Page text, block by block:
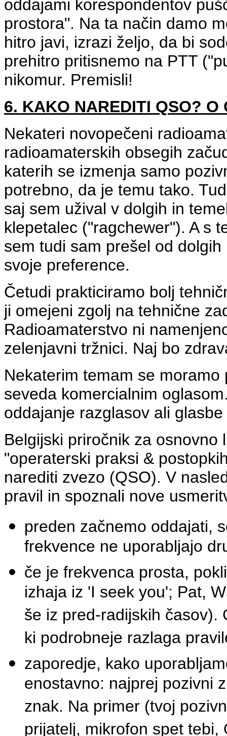
oddajami korespondentov
prostora". Na ta način damo
hitro javi, izrazi željo, da bi
prehitro pritisnemo na PTT
nikomur. Premisli!
6. KAKO NAREDITI QSO?
Nekateri novopečeni
radioamaterskih obsegih
katerih se izmenja samo
potrebno, da je temu tako.
saj sem užival v dolgih in
klepetalec ("ragchewer"). A s
sem tudi sam prešel od
svoje preference.
Četudi prakticiramo bolj
ji omejeni zgolj na tehnične
Radioamaterstvo ni
zelenjavni tržnici. Naj bo
Nekaterim temam se
seveda komercialnim
oddajanje razglasov ali
Belgijski priročnik za
"operaterski praksi &
narediti zvezo (QSO). V
pravil in spoznali nove
preden začnemo oddajati,
frekvence ne uporabljajo
če je frekvenca prosta,
izhaja iz 'I seek you'; Pat,
še iz pred-radijskih časov).
ki podrobneje razlaga
zaporedje, kako
enostavno: najprej pozivni
znak. Na primer (tvoj
prijatelj, mikrofon spet